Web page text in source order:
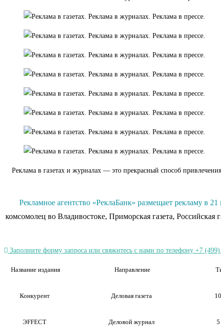
Реклама в газетах и журналах — это прекрасный способ
Рекламное агентство «РеклаБанк» размещает рекламу в
комсомолец во Владивостоке, Приморская газета,
Заполните форму запроса или свяжитесь с нами по телефону +7
Название издания Направление
Конкурент Деловая газета
ЭFFECT Деловой журнал 5